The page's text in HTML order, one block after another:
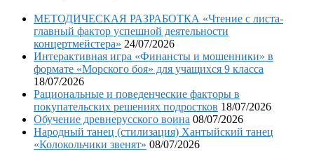
МЕТОДИЧЕСКАЯ РАЗРАБОТКА «Чтение с листа-
главный фактор успешной деятельности
концертмейстера» 24/07/2026
Интерактивная игра «Финансты и мошенники» в
формате «Морского боя» для учащихся 9 класса
18/07/2026
Рациональные и поведенческие факторы в
покупательских решениях подростков 18/07/2026
Обучение древнерусского воина 08/07/2026
Народный танец (стилизация) Хантыйский танец
«Колокольчики звенят» 08/07/2026